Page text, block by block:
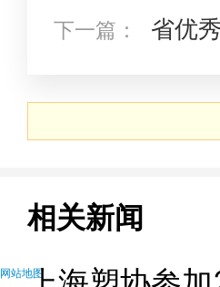
系列
下一篇： 省优
相关新闻
网站地图